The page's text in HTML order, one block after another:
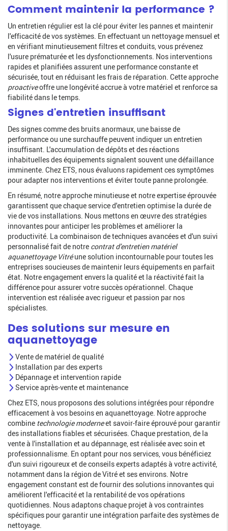
Comment maintenir la performance ?
Un entretien régulier est la clé pour éviter les pannes et maintenir
l'efficacité de vos systèmes. En effectuant un nettoyage mensuel et
en vérifiant minutieusement filtres et conduits, vous prévenez
l'usure prématurée et les dysfonctionnements. Nos interventions
rapides et planifiées assurent une performance constante et
sécurisée, tout en réduisant les frais de réparation. Cette approche
proactiveoffre une longévité accrue à votre matériel et renforce sa
fiabilité dans le temps.
Signes d'entretien insuffisant
Des signes comme des bruits anormaux, une baisse de
performance ou une surchauffe peuvent indiquer un entretien
insuffisant. L'accumulation de dépôts et des réactions
inhabituelles des équipements signalent souvent une défaillance
imminente. Chez ETS, nous évaluons rapidement ces symptômes
pour adapter nos interventions et éviter toute panne prolongée.
En résumé, notre approche minutieuse et notre expertise éprouvée
garantissent que chaque service d'entretien optimise la durée de
vie de vos installations. Nous mettons en œuvre des stratégies
innovantes pour anticiper les problèmes et améliorer la
productivité. La combinaison de techniques avancées et d'un suivi
personnalisé fait de notre contrat d'entretien matériel
aquanettoyage Vitréune solution incontournable pour toutes les
entreprises soucieuses de maintenir leurs équipements en parfait
état. Notre engagement envers la qualité et la réactivité fait la
différence pour assurer votre succès opérationnel. Chaque
intervention est réalisée avec rigueur et passion par nos
spécialistes.
Des solutions sur mesure en
aquanettoyage
Vente de matériel de qualité
Installation par des experts
Dépannage et intervention rapide
Service après-vente et maintenance
Chez ETS, nous proposons des solutions intégrées pour répondre
efficacement à vos besoins en aquanettoyage. Notre approche
combine technologie moderneet savoir-faire éprouvé pour garantir
des installations fiables et sécurisées. Chaque prestation, de la
vente à l'installation et au dépannage, est réalisée avec soin et
professionnalisme. En optant pour nos services, vous bénéficiez
d'un suivi rigoureux et de conseils experts adaptés à votre activité,
notamment dans la région de Vitré et ses environs. Notre
engagement constant est de fournir des solutions innovantes qui
améliorent l'efficacité et la rentabilité de vos opérations
quotidiennes. Nous adaptons chaque projet à vos contraintes
spécifiques pour garantir une intégration parfaite des systèmes de
nettoyage.